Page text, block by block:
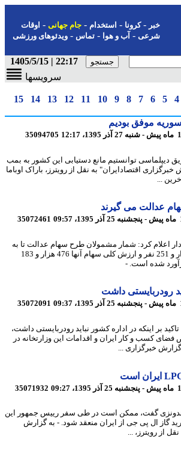
-کرونا-استخدام- جام جهانی-اوقات
شرعی-آب و هوا-تماس-ویدئوهای ورزشی
22:17 | 1405/5/15
سرویسها
5
6
7
8
9
10
11
12
13
14
15
موفق بودیم
35094705
توانستیم مانع دستیابی این کشور به بمب
اقتصادایران" به نقل از رویترز، باراک اوباما
...
35072461
کرد: شمار مشمولان طرح سهام عدالت تا به
امروز 49 میلیون و 132 هزار و 251 نفر و ارزش کلی سهام آنها 476 هزار و 183
داشت
35072091
اینکه در اداره کشور نباید رودربایستی داشت،
کسب و کار ایران و اقدامات این وزارتخانه در
خبرگزاری ...
35071932
گفت، ممکن است در طی سفر رییس جمهور این
ال پی جی از ایران منعقد شود. - به گزارش
رویترز، ...